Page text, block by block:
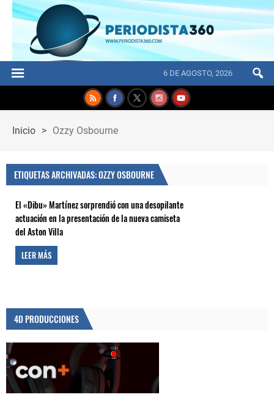
6 DE AGOSTO, 2026
Inicio > Ozzy Osbourne
ETIQUETAS ARCHIVADAS: OZZY OSBOURNE
El «Dibu» Martínez sorprendió con una desopilante
actuación en la presentación de la nueva camiseta
del Aston Villa
LEER MÁS
4D PRODUCCIONES